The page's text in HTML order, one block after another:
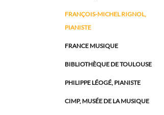
FRANÇOIS-MICHEL RIGNOL,
PIANISTE
FRANCE MUSIQUE
BIBLIOTHÈQUE DE TOULOUSE
PHILIPPE LÉOGÉ, PIANISTE
CIMP, MUSÉE DE LA MUSIQUE